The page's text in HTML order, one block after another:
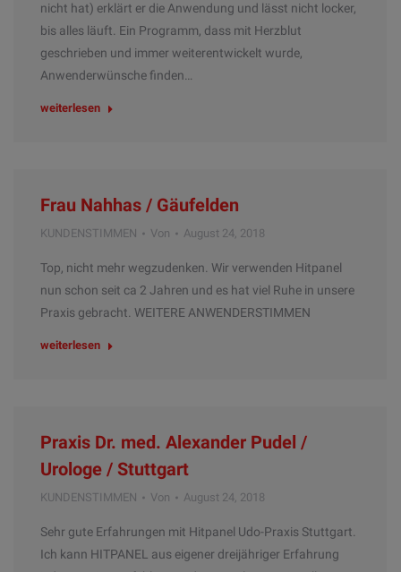
nicht hat) erklärt er die Anwendung und lässt nicht locker,
bis alles läuft. Ein Programm, dass mit Herzblut
geschrieben und immer weiterentwickelt wurde,
Anwenderwünsche finden…
weiterlesen
Frau Nahhas / Gäufelden
KUNDENSTIMMEN Von August 24, 2018
Top, nicht mehr wegzudenken. Wir verwenden Hitpanel
nun schon seit ca 2 Jahren und es hat viel Ruhe in unsere
Praxis gebracht. WEITERE ANWENDERSTIMMEN
weiterlesen
Praxis Dr. med. Alexander Pudel /
Urologe / Stuttgart
KUNDENSTIMMEN Von August 24, 2018
Sehr gute Erfahrungen mit Hitpanel Udo-Praxis Stuttgart.
Ich kann HITPANEL aus eigener dreijähriger Erfahrung